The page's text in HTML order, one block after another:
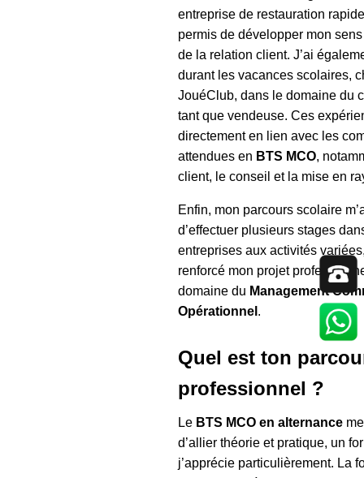
entreprise de restauration
permis de développer mon
de la relation client. J’ai
durant les vacances scolaires,
JouéClub, dans le domaine du
tant que vendeuse. Ces
directement en lien avec les
attendues en BTS MCO,
client, le conseil et la mise en
Enfin, mon parcours scolaire
d’effectuer plusieurs stages
entreprises aux activités
renforcé mon projet
domaine du Management
Opérationnel .
Quel est ton
professionnel ?
Le BTS MCO en alternance
d’allier théorie et pratique, un
j’apprécie particulièrement. La